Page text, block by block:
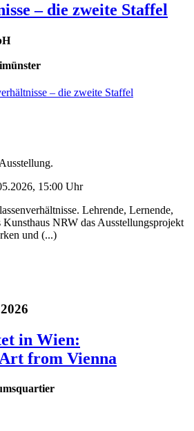
– die zweite Staffel
15:00 Uhr
Lehrende, Lernende,
NRW das Ausstellungsprojekt
und (...)
in Wien:
from Vienna